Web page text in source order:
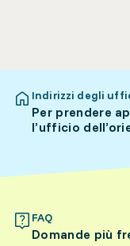
Indirizzi degli
Per prendere
l’ufficio
FAQ
Domande più